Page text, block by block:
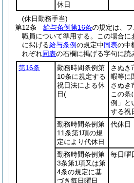
休日
(休日勤務手当)
第12条
給与条例第16条の規定は、
職員について準用する。
この場合に
に掲げる給与条例の規定中同表の中
れぞれ同表の右欄に掲げる字句に読
第16条
勤務時間条例第
10条に規定する
祝日法による休
日(
さぬき
暇等に
さぬき
この条
例」と
する祝
勤務時間条例第
11条第1項の規
定により代休日
代休日
勤務時間条例第
3条第1項又は第
4条の規定に基
づき毎日曜日
毎日曜